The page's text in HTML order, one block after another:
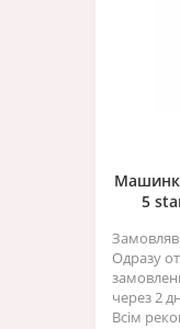
5
Одразу
через 2
Всім